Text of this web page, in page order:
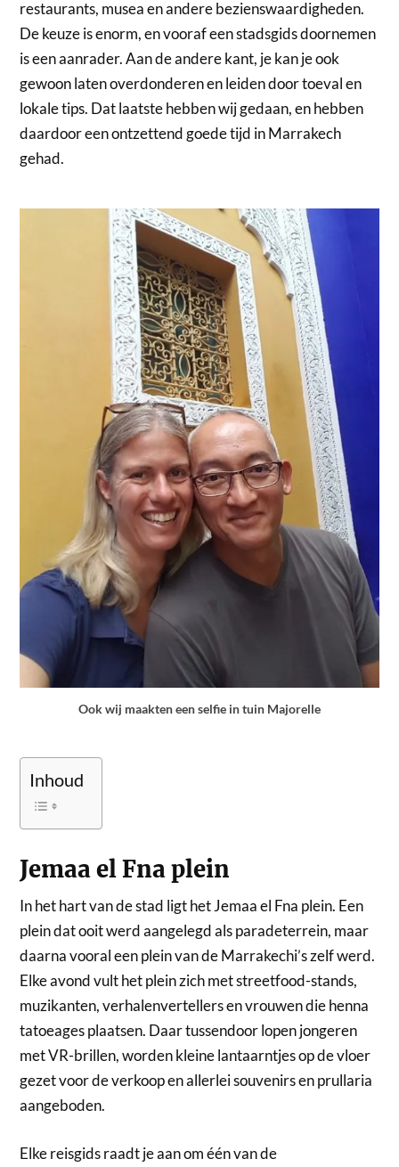
restaurants, musea en andere bezienswaardigheden.
De keuze is enorm, en vooraf een stadsgids doornemen
is een aanrader. Aan de andere kant, je kan je ook
gewoon laten overdonderen en leiden door toeval en
lokale tips. Dat laatste hebben wij gedaan, en hebben
daardoor een ontzettend goede tijd in Marrakech
gehad.
Ook wij maakten een selfie in tuin Majorelle
Inhoud
Jemaa el Fna plein
In het hart van de stad ligt het Jemaa el Fna plein. Een
plein dat ooit werd aangelegd als paradeterrein, maar
daarna vooral een plein van de Marrakechi’s zelf werd.
Elke avond vult het plein zich met streetfood-stands,
muzikanten, verhalenvertellers en vrouwen die henna
tatoeages plaatsen. Daar tussendoor lopen jongeren
met VR-brillen, worden kleine lantaarntjes op de vloer
gezet voor de verkoop en allerlei souvenirs en prullaria
aangeboden.
Elke reisgids raadt je aan om één van de